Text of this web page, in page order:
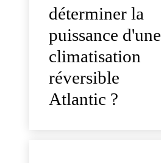
déterminer la
puissance d'une
climatisation
réversible
Atlantic ?